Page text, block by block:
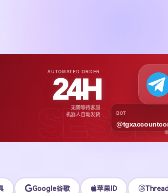
AUTOMATED ORDER
24H
无需等待客服
机器人自动发货
BOT
Google谷歌 苹果ID